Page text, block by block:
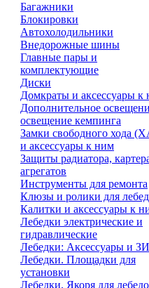
Багажники
Блокировки
Автохолодильники
Внедорожные шины
Главные пары и
комплектующие
Диски
Домкраты и аксессуары к
Дополнительное
освещение кемпинга
Замки свободного хода
и аксессуары к ним
Защиты радиатора,
агрегатов
Инструменты для ремонта
Клюзы и ролики для
Калитки и аксессуары к
Лебедки электрические и
гидравлические
Лебедки: Аксессуары и
Лебедки. Площадки для
установки
Лебедки. Якоря для